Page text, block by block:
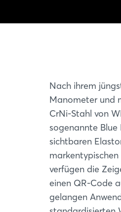
Nach ihrem
Manometer und
CrNi-Stahl von
sogenannte Blue
sichtbaren
verfügen die
einen QR-Code
gelangen